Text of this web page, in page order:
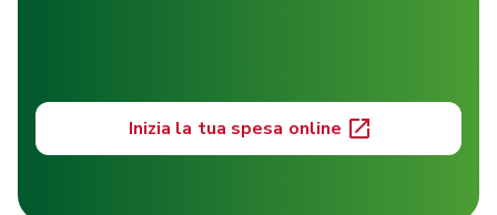
Inizia la tua spesa online